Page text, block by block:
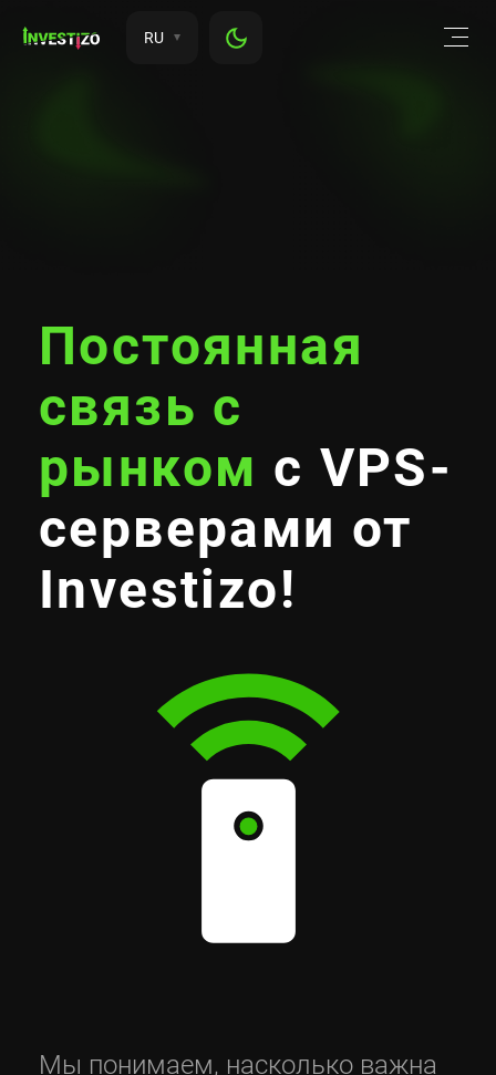
RU
Постоянная
связь с
рынком с VPS-
серверами от
Investizo!
Мы понимаем, насколько важна